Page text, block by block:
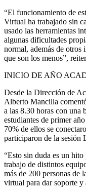
“El funcionamiento de
Virtual ha trabajado sin
usado las herramientas
algunas dificultades
normal, además de otros
que son los menos”,
INICIO DE AÑO
Desde la Dirección de
Alberto Mancilla
a las 8.30 horas con una
estudiantes de primer
70% de ellos se
participaron de la sesión
“Esto sin duda es un
trabajo de distintos
más de 200 personas de
virtual para dar soporte